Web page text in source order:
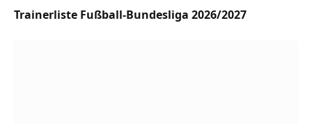
Trainerliste Fußball-Bundesliga 2026/2027